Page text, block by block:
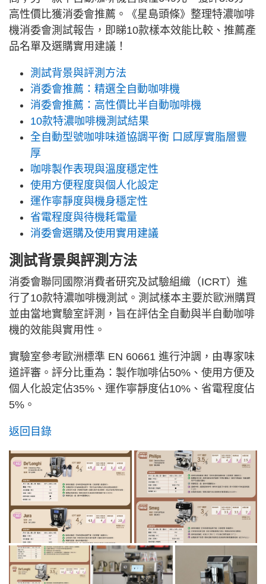
高性價比獲消委會推薦。《星島頭條》整理特濃咖啡
機消委會測試報告，即睇10款樣本效能比較、推薦產
品名單及選購實用建議！
測試背景與評測方法
消委會推薦：精選全自動咖啡機
消委會推薦：高性價比半自動咖啡機
10款特濃咖啡機測試結果
全自動型號咖啡味道協調平衡 口感厚實脂層豐
厚
咖啡製作表現與溫度穩定性
使用方便程度與個人化設定
運作寧靜度與機身穩定性
省電程度與待機耗電量
消委會選購及使用實用建議
測試背景與評測方法
消委會聯同國際消費者研究及試驗組織（ICRT）進
行了10款特濃咖啡機測試。測試樣本主要於歐洲購買
並由當地實驗室評測，旨在評估全自動與半自動咖啡
機的效能與實用性。
實驗室參考歐洲標準 EN 60661 進行沖調，由專家味
道評審。評分比重為：製作咖啡佔50%、使用方便及
個人化設定佔35%、運作寧靜度佔10%、省電程度佔
5%。
返回目錄